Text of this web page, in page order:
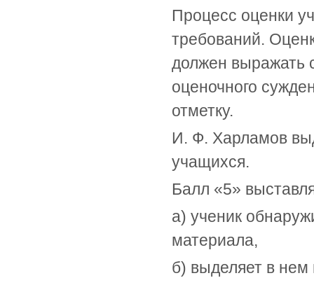
Процесс оценки
требований.
должен выражать
оценочного
отметку.
И. Ф. Харламов
учащихся.
Балл «5»
а) ученик
материала,
б) выделяет в нем